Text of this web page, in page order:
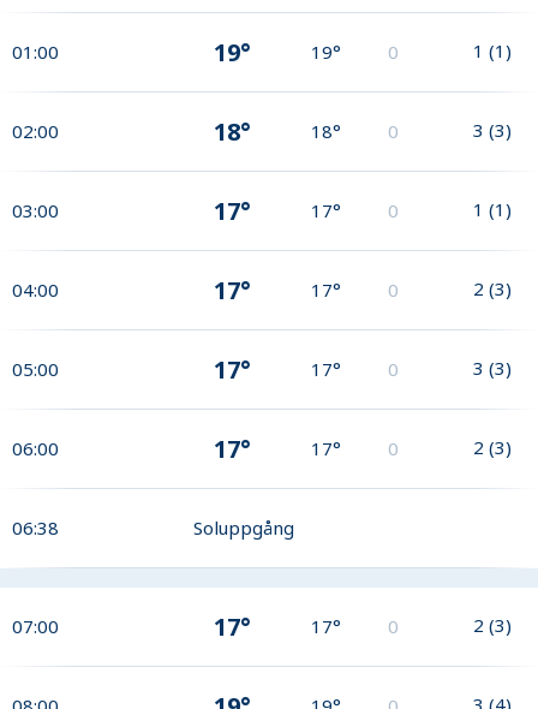
01:00 19° 19° 0 1 (1)
02:00 18° 18° 0 3 (3)
03:00 17° 17° 0 1 (1)
04:00 17° 17° 0 2 (3)
05:00 17° 17° 0 3 (3)
06:00 17° 17° 0 2 (3)
06:38 Soluppgång
07:00 17° 17° 0 2 (3)
3 (4)